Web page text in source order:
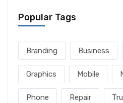
Popular Tags
Branding Business
Graphics Mobile
Phone Repair